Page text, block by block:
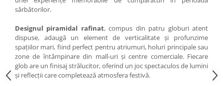
sărbătorilor.
Designul piramidal rafinat, compus din patru globuri atent
dispuse, adaugă un element de verticalitate și profunzime
spațiilor mari, fiind perfect pentru atriumuri, holuri principale sau
zone de întâmpinare din mall-uri și centre comerciale. Fiecare
glob are un finisaj strălucitor, oferind un joc spectaculos de lumini
și reflecții care completează atmosfera festivă.